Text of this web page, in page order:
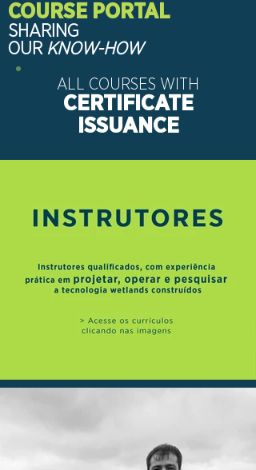
COURSE PORTAL
SHARING
OUR KNOW-HOW
ALL COURSES WITH
CERTIFICATE
ISSUANCE